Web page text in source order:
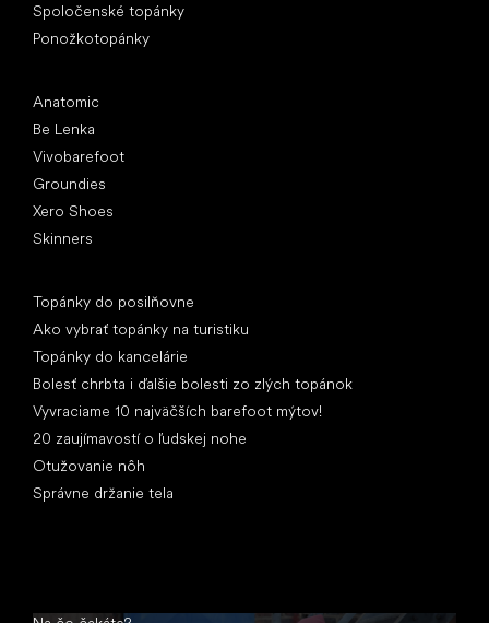
Spoločenské topánky
Ponožkotopánky
Anatomic
Be Lenka
Vivobarefoot
Groundies
Xero Shoes
Skinners
Topánky do posilňovne
Ako vybrať topánky na turistiku
Topánky do kancelárie
Bolesť chrbta i ďalšie bolesti zo zlých topánok
Vyvraciame 10 najväčších barefoot mýtov!
20 zaujímavostí o ľudskej nohe
Otužovanie nôh
Správne držanie tela